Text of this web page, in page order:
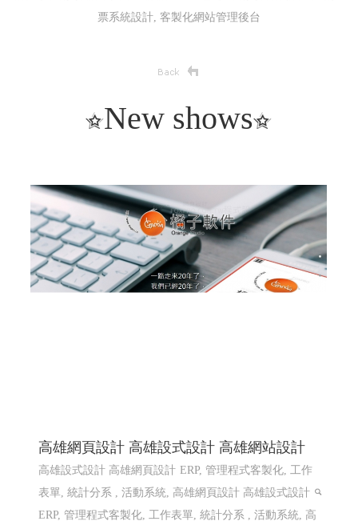
票系統設計, 客製化網站管理後台
New shows
高雄網頁設計 高雄設式設計 高雄網站設計
高雄設式設計 高雄網頁設計 ERP, 管理程式客製化, 工作
表單, 統計分系 , 活動系統, 高雄網頁設計 高雄設式設計
ERP, 管理程式客製化, 工作表單, 統計分系 , 活動系統, 高